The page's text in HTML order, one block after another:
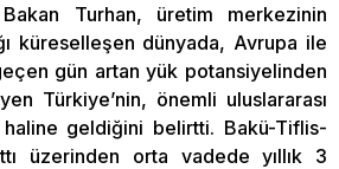
Turhan, üretim merkezinin
küreselleşen dünyada, Avrupa ile
gün artan yük potansiyelinden
Türkiye’nin, önemli uluslararası
geldiğini belirtti. Bakü-Tiflis-
üzerinden orta vadede yıllık 3